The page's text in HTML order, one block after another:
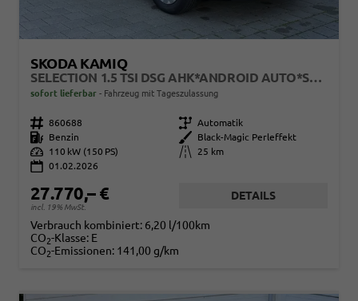
SKODA KAMIQ
SELECTION 1.5 TSI DSG AHK*ANDROID AUTO*SHZ*KAMERA*KEYLESS*2Z KLIMAAUTO*
sofort lieferbar Fahrzeug mit Tageszulassung
Fahrzeugnr. 860688 Getriebe Automatik
Kraftstoff
Benzin Außenfarbe
Black-Magic Perleffekt
Leistung
110 kW (150 PS) Kilometerstand
25 km
01.02.2026
27.770,– €
incl. 19% MwSt.
DETAILS
Verbrauch kombiniert: 6,20 l/100km
CO2-Klasse: E
CO2-Emissionen: 141,00 g/km